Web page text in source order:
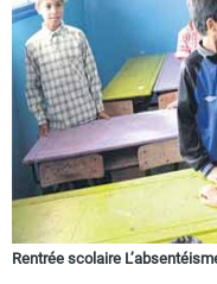
Rentrée scolaire